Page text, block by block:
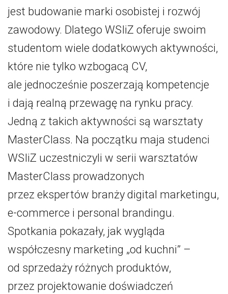
jest budowanie marki osobistej i rozwój
zawodowy. Dlatego WSIiZ oferuje swoim
studentom wiele dodatkowych aktywności,
które nie tylko wzbogacą CV,
ale jednocześnie poszerzają kompetencje
i dają realną przewagę na rynku pracy.
Jedną z takich aktywności są warsztaty
MasterClass. Na początku maja studenci
WSIiZ uczestniczyli w serii warsztatów
MasterClass prowadzonych
przez ekspertów branży digital marketingu,
e-commerce i personal brandingu.
Spotkania pokazały, jak wygląda
współczesny marketing „od kuchni” –
od sprzedaży różnych produktów,
przez projektowanie doświadczeń